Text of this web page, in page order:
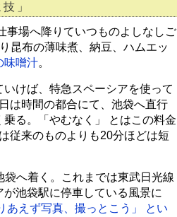
」
事場へ降りていつものよしなしご
昆布の薄味煮、納豆、ハムエッ
味噌汁。
けば、特急スペーシアを使って
は時間の都合にて、池袋へ直行
る。「やむなく」 とはこの料金
従来のものよりも20分ほどは短
へ着く。これまでは東武日光線
池袋駅に停車している風景に
あえず写真、撮っとこう」 とい